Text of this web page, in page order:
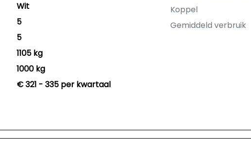
Wit
5
5
1105 kg
1000 kg
€ 321 - 335 per kwartaal
Koppel
Gemiddeld verbruik